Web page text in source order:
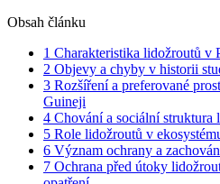
Obsah článku
1 Charakteristika lidožroutů v
2 Objevy a chyby v historii
3 Rozšíření a⁤ preferované
Guineji
4 Chování a sociální​ struktura
5 Role lidožroutů v
6 Význam​ ochrany ‍a
7 Ochrana⁣ před útoky